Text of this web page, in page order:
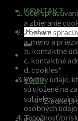
KONTAKT
€0.00
Žiadne
Účel
a zbieranie
Zoznam
a. meno a
b. kontaktné
c. kontaktné
d. cookies*
Všetky údaje,
sú uložené na
subjekty vyvinú
osobných
Totožnosť/